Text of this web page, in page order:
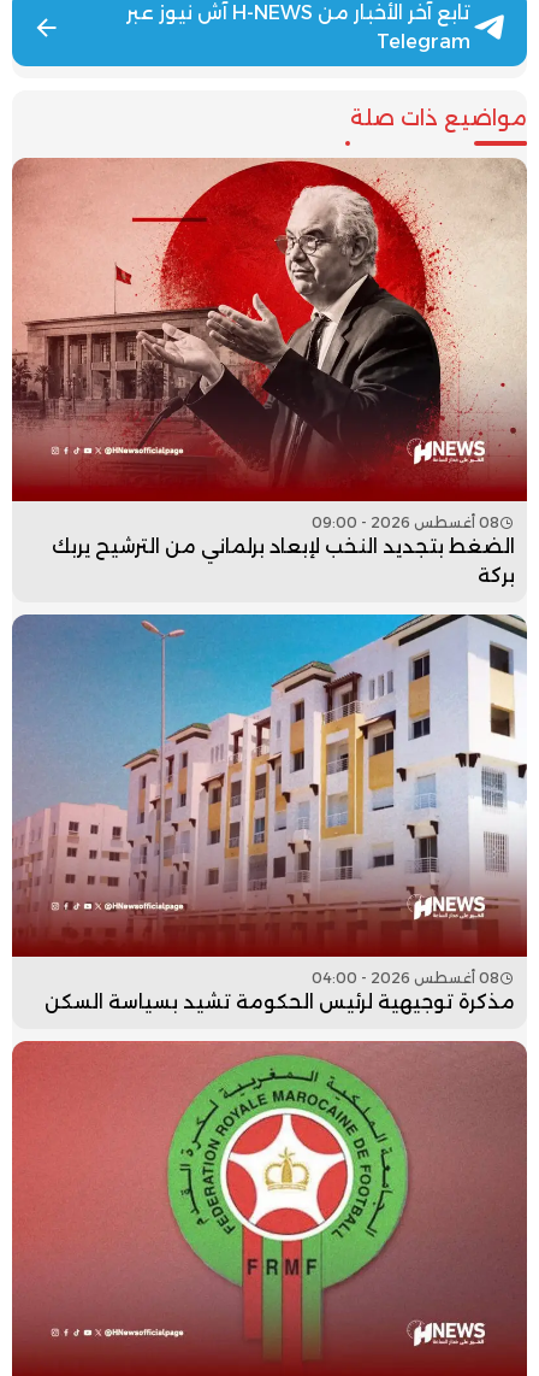
تابع آخر الأخبار من H-NEWS آش نيوز عبر
Telegram
مواضيع ذات صلة
08 أغسطس 2026 - 09:00
الضغط بتجديد النخب لإبعاد برلماني من الترشيح يربك
بركة
08 أغسطس 2026 - 04:00
مذكرة توجيهية لرئيس الحكومة تشيد بسياسة السكن